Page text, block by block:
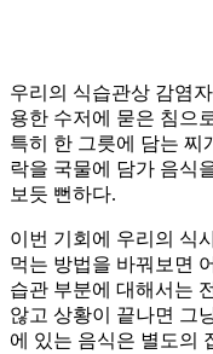
우리의 식습관상 감염
용한 수저에 묻은 침으
특히 한 그릇에 담는 찌
락을 국물에 담가 음식
보듯 뻔하다.
이번 기회에 우리의 식
먹는 방법을 바꿔보면
습관 부분에 대해서는
않고 상황이 끝나면 그
에 있는 음식은 별도의